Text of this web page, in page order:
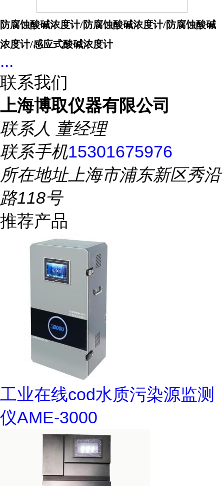
防腐蚀酸碱浓度计/防腐蚀酸碱浓度计/防腐蚀酸碱
浓度计/感应式酸碱浓度计
...
联系我们
上海博取仪器有限公司
联系人 董经理
联系手机15301675976
所在地址上海市浦东新区秀沿
路118号
推荐产品
工业在线cod水质污染源监测
仪AME-3000